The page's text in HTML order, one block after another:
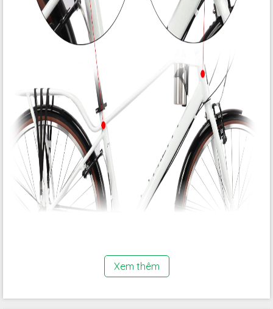
Xem thêm